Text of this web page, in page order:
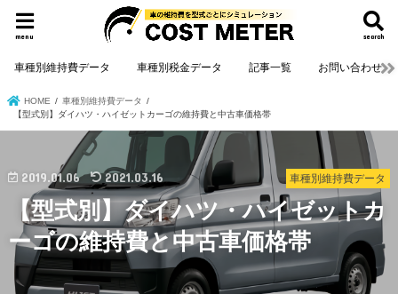
search
menu
車種別維持費データ 車種別税金データ 記事一覧 お問い合わせ
HOME
車種別維持費データ
【型式別】ダイハツ・ハイゼットカーゴの維持費と中古車価格帯
車種別維持費データ
2019.01.06 2021.03.16
【型式別】ダイハツ・ハイゼットカ
ーゴの維持費と中古車価格帯